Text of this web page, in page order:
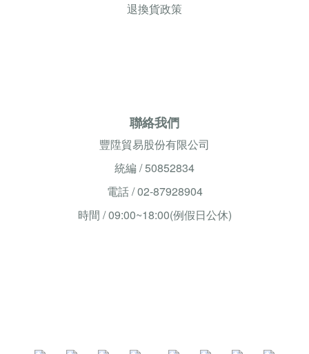
退換貨政策
聯絡我們
豐陞貿易股份有限公司
統編 / 50852834
電話 / 02-87928904
時間 / 09:00~18:00(例假日公休)